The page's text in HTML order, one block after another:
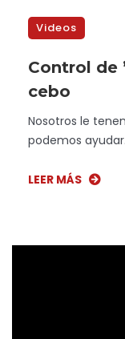
Videos
Control de
cebo
Nosotros le
podemos ayudar.
LEER MÁS